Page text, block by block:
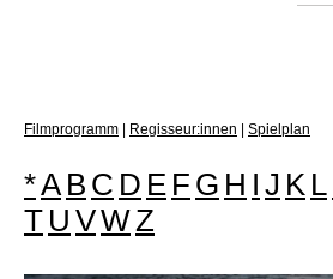
Filmprogramm Regisseur:innen Spielplan
*A B C D E F G H I J K L
T U VWZ